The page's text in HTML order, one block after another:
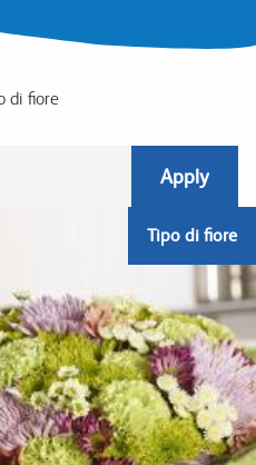
di fiore
Tipo di fiore